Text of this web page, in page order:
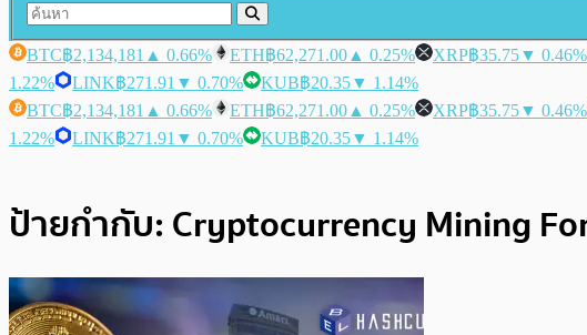
BTC฿2,134,181 ▲ 0.66% ETH฿62,271.00 ▲ 0.25% XRP฿35.75▼ 0.46%
1.22%
LINK฿271.91 ▼ 0.70% KUB฿20.35▼ 1.14%
BTC฿2,134,181 ▲ 0.66% ETH฿62,271.00 ▲ 0.25% XRP฿35.75▼ 0.46%
1.22%
LINK฿271.91 ▼ 0.70% KUB฿20.35▼ 1.14%
ป้ายกำกับ: Cryptocurrency Mining